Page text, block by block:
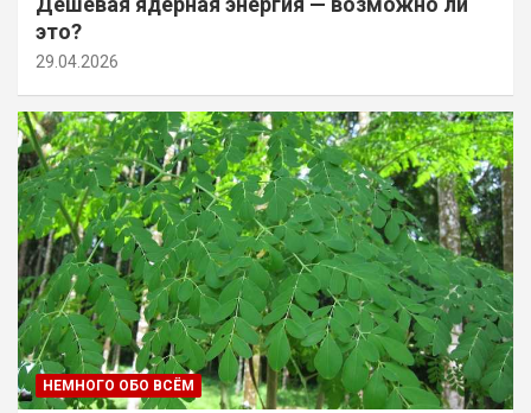
это?
29.04.2026
НЕМНОГО ОБО ВСЁМ